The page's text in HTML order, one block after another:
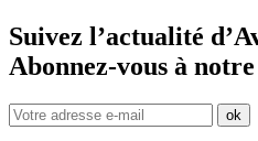
Suivez l’actualité
Abonnez-vous à notre